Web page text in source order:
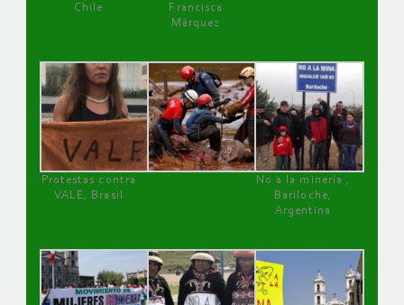
Chile
Francisca
Márquez
Protestas contra
VALE, Brasil
No a la minería ,
Bariloche,
Argentina